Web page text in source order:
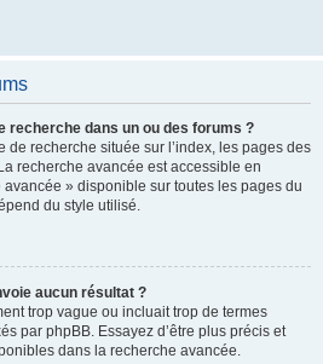
recherche dans un ou des forums ?
de recherche située sur l’index, les pages des
recherche avancée est accessible en
» disponible sur toutes les pages du
du style utilisé.
aucun résultat ?
trop vague ou incluait trop de termes
par phpBB. Essayez d’être plus précis et
dans la recherche avancée.